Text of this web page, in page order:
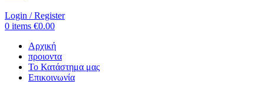
Login / Register
0 items €0.00
Αρχική
προιοντα
Το Κατάστημα μας
Επικοινωνία